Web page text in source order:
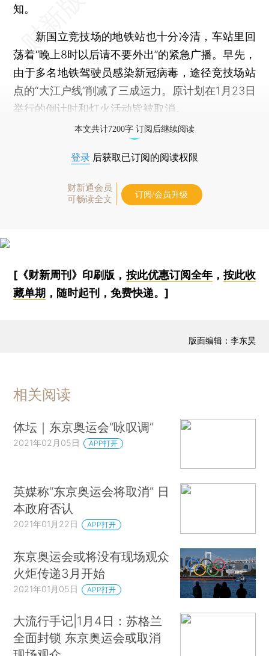
知。
新国立竞技场的地铁站也十分冷清，车站里回
荡着“晚上8时以后请不要外出”的紧急广播。早先，
由于多名地铁驾驶员感染新冠病毒，途径竞技场站
点的“大江户线”削减了三成运力。原计划在1月23日
举行的倒计时和灯火活动皆被取消。
本文共计7200字 订阅后继续阅读
登录 后获取已订阅的阅读权限
财新通会员
可畅读全文
订阅/会员升级
[《财新周刊》印刷版， 按此优惠订阅全年， 按此收
藏单期 ，随时起刊，免费快递。]
版面编辑：李东昊
相关阅读
体坛｜东京奥运会“咏叹调”
2021年02月05日 APP打开
英媒称“东京奥运会将取消” 日
本政府否认
2021年01月22日 APP打开
东京奥运会或将没有现场观众
火炬传递3月开始
2021年01月05日 APP打开
大流行手记|1月4日：苏格兰
全面封锁 东京奥运会或取消